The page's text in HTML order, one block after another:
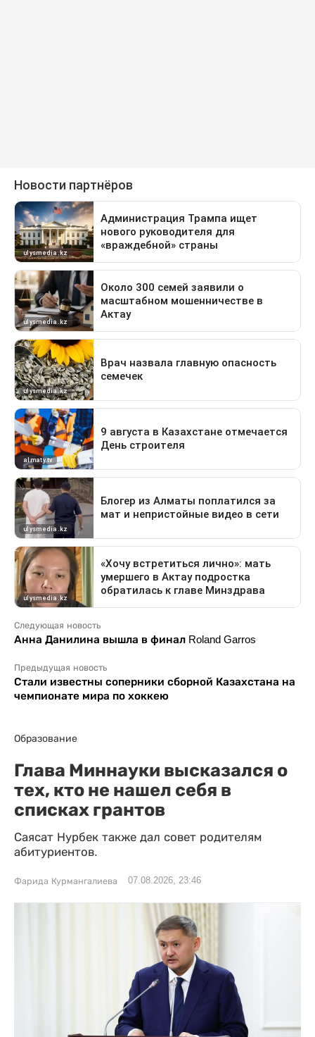
Следующая новость
Анна Данилина вышла в финал Roland Garros
Предыдущая новость
Стали известны соперники сборной Казахстана на
чемпионате мира по хоккею
Образование
Глава Миннауки высказался о
тех, кто не нашел себя в
списках грантов
Саясат Нурбек также дал совет родителям
абитуриентов.
Фарида Курмангалиева 07.08.2026, 23:46